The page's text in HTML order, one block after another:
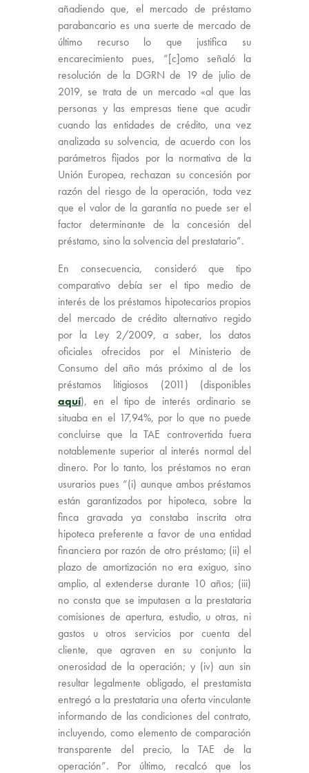
añadiendo que, el mercado de préstamo
parabancario es una suerte de mercado de
último recurso lo que justifica su
encarecimiento pues, “[c]omo señaló la
resolución de la DGRN de 19 de julio de
2019, se trata de un mercado «al que las
personas y las empresas tiene que acudir
cuando las entidades de crédito, una vez
analizada su solvencia, de acuerdo con los
parámetros fijados por la normativa de la
Unión Europea, rechazan su concesión por
razón del riesgo de la operación, toda vez
que el valor de la garantía no puede ser el
factor determinante de la concesión del
préstamo, sino la solvencia del prestatario”.
En consecuencia, consideró que tipo
comparativo debía ser el tipo medio de
interés de los préstamos hipotecarios propios
del mercado de crédito alternativo regido
por la Ley 2/2009, a saber, los datos
oficiales ofrecidos por el Ministerio de
Consumo del año más próximo al de los
préstamos litigiosos (2011) (disponibles
aquí), en el tipo de interés ordinario se
situaba en el 17,94%, por lo que no puede
concluirse que la TAE controvertida fuera
notablemente superior al interés normal del
dinero. Por lo tanto, los préstamos no eran
usurarios pues “(i) aunque ambos préstamos
están garantizados por hipoteca, sobre la
finca gravada ya constaba inscrita otra
hipoteca preferente a favor de una entidad
financiera por razón de otro préstamo; (ii) el
plazo de amortización no era exiguo, sino
amplio, al extenderse durante 10 años; (iii)
no consta que se imputasen a la prestataria
comisiones de apertura, estudio, u otras, ni
gastos u otros servicios por cuenta del
cliente, que agraven en su conjunto la
onerosidad de la operación; y (iv) aun sin
resultar legalmente obligado, el prestamista
entregó a la prestataria una oferta vinculante
informando de las condiciones del contrato,
incluyendo, como elemento de comparación
transparente del precio, la TAE de la
operación”. Por último, recalcó que los